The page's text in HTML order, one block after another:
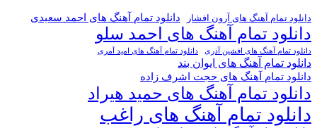
دانلود تمام آهنگ های آرون افشار دانلود تمام آهنگ های احمد سعیدی
دانلود تمام آهنگ های احمد سلو
دانلود تمام آهنگ های افشین آذری دانلود تمام آهنگ های امید آمری
دانلود تمام آهنگ های ایوان بند
دانلود تمام آهنگ های حجت اشرف زاده
دانلود تمام آهنگ های حمید هیراد
دانلود تمام آهنگ های راغب